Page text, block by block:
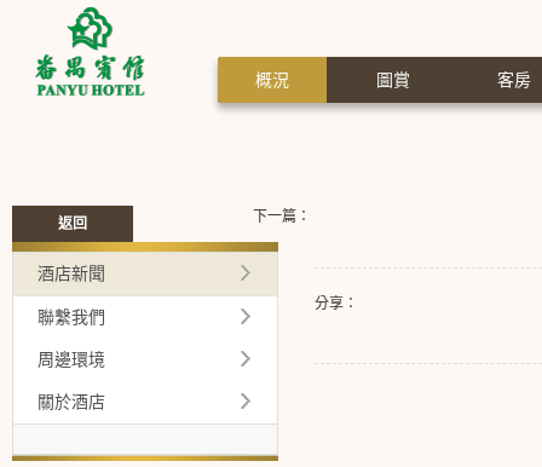
概況 圖賞 客房
分享：
下一篇：
返回
酒店新聞
聯繫我們
周邊環境
關於酒店